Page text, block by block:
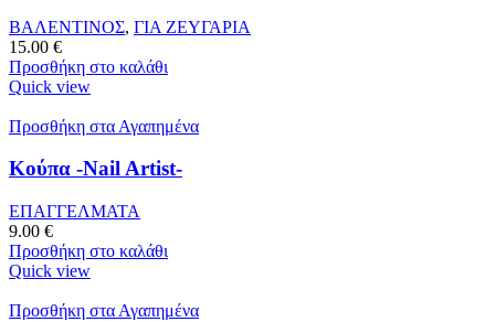
ΒΑΛΕΝΤΙΝΟΣ, ΓΙΑ ΖΕΥΓΑΡΙΑ
15.00 €
Προσθήκη στο καλάθι
Quick view
Προσθήκη στα Αγαπημένα
Κούπα -Nail Artist-
ΕΠΑΓΓΕΛΜΑΤΑ
9.00 €
Προσθήκη στο καλάθι
Quick view
Προσθήκη στα Αγαπημένα